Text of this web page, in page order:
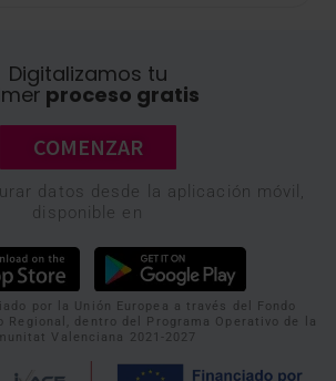
Digitalizamos tu
proceso gratis
COMENZAR
datos desde la aplicación móvil,
disponible en
por la Unión Europea a través del Fondo
Regional, dentro del Programa Operativo de la
Valenciana 2021-2027